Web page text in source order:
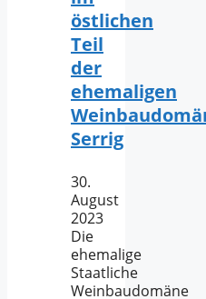
östlichen
Teil
der
ehemaligen
Serrig
30.
August
2023
Die
ehemalige
Staatliche
Weinbaudomäne